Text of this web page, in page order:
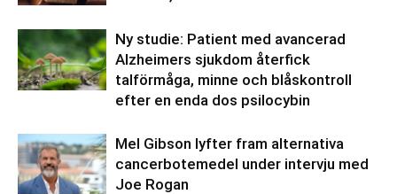
Ny studie: Patient med avancerad
Alzheimers sjukdom återfick
talförmåga, minne och blåskontroll
efter en enda dos psilocybin
Mel Gibson lyfter fram alternativa
cancerbotemedel under intervju med
Joe Rogan